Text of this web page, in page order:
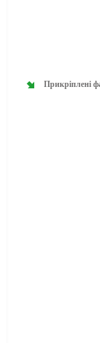
Прикріплені